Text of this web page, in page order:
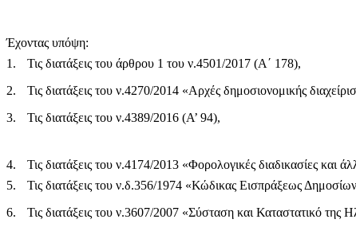
Έχοντας υπόψη:
1.
Τις διατάξεις του άρθρου 1 του ν.4501/2017 (Α΄ 178),
2.
Τις διατάξεις του ν.4270/2014 «Αρχές δημοσιονομικής
3.
Τις διατάξεις του ν.4389/2016 (Α’ 94),
4.
Τις διατάξεις του ν.4174/2013 «Φορολογικές διαδικασίες και
5.
Τις διατάξεις του ν.δ.356/1974 «Κώδικας Εισπράξεως
6.
Τις διατάξεις του ν.3607/2007 «Σύσταση και Καταστατικό